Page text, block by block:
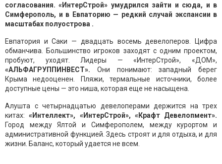
согласования. «ИнтерСтрой» умудрился зайти и сюда, и в
Симферополь, и в Евпаторию — редкий случай экспансии в
масштабах полуострова .
Евпатория и Саки — двадцать восемь девелоперов. Цифра
обманчива. Большинство игроков заходят с одним проектом,
пробуют, уходят. Лидеры — «ИнтерСтрой», «ДОМ»,
«АЛЬФАГРУППИНВЕСТ». Они понимают: западный берег
Крыма недооценен. Пляжи, термальные источники, более
доступные цены — это ниша, которая еще не насыщена.
Алушта с четырнадцатью девелоперами держится на трех
китах:«Интеллект», «ИнтерСтрой», «Крафт Девелопмент».
Город между Ялтой и Симферополем, между курортом и
административной функцией. Здесь строят и для отдыха, и для
жизни. Баланс, который удается не всем.